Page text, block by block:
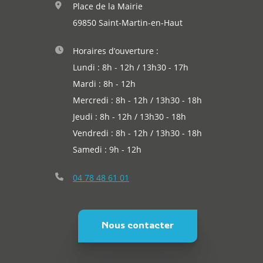
Place de la Mairie
69850 Saint-Martin-en-Haut
Horaires d’ouverture :
Lundi : 8h - 12h / 13h30 - 17h
Mardi : 8h - 12h
Mercredi : 8h - 12h / 13h30 - 18h
Jeudi : 8h - 12h / 13h30 - 18h
Vendredi : 8h - 12h / 13h30 - 18h
Samedi : 9h - 12h
04 78 48 61 01
Nous contacter